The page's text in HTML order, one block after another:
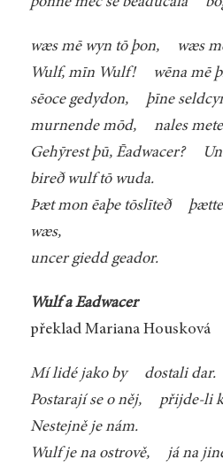
wæs mē wyn tō þon, wæs
Wulf, mīn Wulf! wēna mē
sēoce gedydon, þīne
murnende mōd, nales
Gehȳrest þū, Ēadwacer?
bireð wulf tō wuda.
Þæt mon ēaþe tōslīteð þætte
wæs,
uncer giedd geador.
Wulf a Eadwacer
překlad Mariana Housková
Mí lidé jako by dostali dar.
Postarají se o něj, přijde-li
Nestejně je nám.
Wulf je na ostrově, já na